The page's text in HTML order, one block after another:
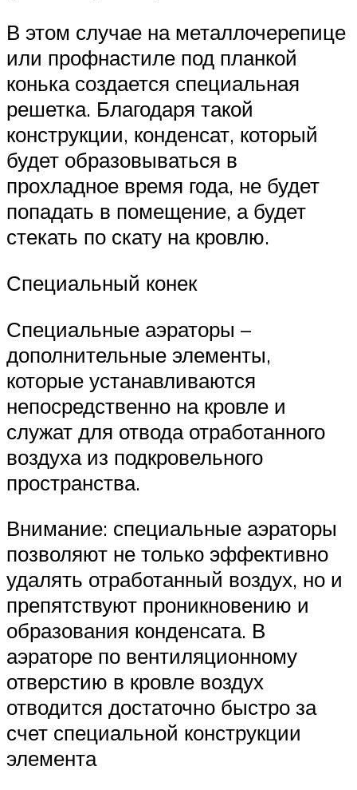
В этом случае на металлочерепице
или профнастиле под планкой
конька создается специальная
решетка. Благодаря такой
конструкции, конденсат, который
будет образовываться в
прохладное время года, не будет
попадать в помещение, а будет
стекать по скату на кровлю.
Специальный конек
Специальные аэраторы –
дополнительные элементы,
которые устанавливаются
непосредственно на кровле и
служат для отвода отработанного
воздуха из подкровельного
пространства.
Внимание: специальные аэраторы
позволяют не только эффективно
удалять отработанный воздух, но и
препятствуют проникновению и
образования конденсата. В
аэраторе по вентиляционному
отверстию в кровле воздух
отводится достаточно быстро за
счет специальной конструкции
элемента